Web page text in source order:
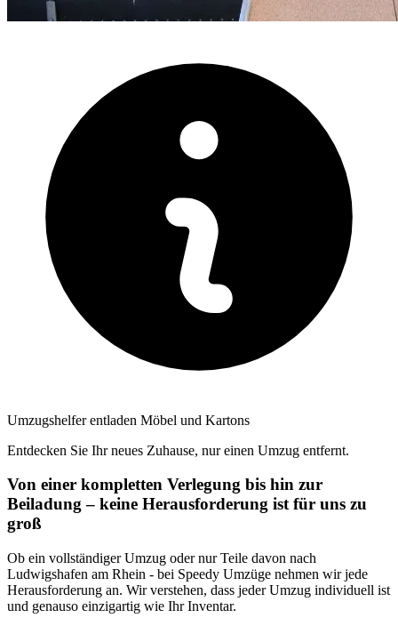
Umzugshelfer entladen Möbel und Kartons
Entdecken Sie Ihr neues Zuhause, nur einen Umzug entfernt.
Von einer kompletten Verlegung bis hin zur
Beiladung – keine Herausforderung ist für uns zu
groß
Ob ein vollständiger Umzug oder nur Teile davon nach
Ludwigshafen am Rhein - bei Speedy Umzüge nehmen wir jede
Herausforderung an. Wir verstehen, dass jeder Umzug individuell ist
und genauso einzigartig wie Ihr Inventar.